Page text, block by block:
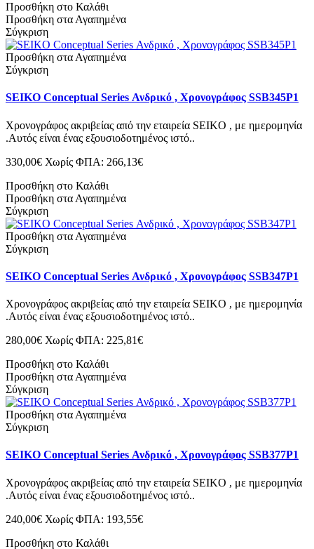
Προσθήκη στο Καλάθι
Προσθήκη στα Αγαπημένα
Σύγκριση
Προσθήκη στα Αγαπημένα
Σύγκριση
SEIKO Conceptual Series Ανδρικό , Χρονογράφος SSB345P1
Χρονογράφος ακριβείας από την εταιρεία SEIKO , με ημερομηνία
.Αυτός είναι ένας εξουσιοδοτημένος ιστό..
330,00€ Χωρίς ΦΠΑ: 266,13€
Προσθήκη στο Καλάθι
Προσθήκη στα Αγαπημένα
Σύγκριση
Προσθήκη στα Αγαπημένα
Σύγκριση
SEIKO Conceptual Series Ανδρικό , Χρονογράφος SSB347P1
Χρονογράφος ακριβείας από την εταιρεία SEIKO , με ημερομηνία
.Αυτός είναι ένας εξουσιοδοτημένος ιστό..
280,00€ Χωρίς ΦΠΑ: 225,81€
Προσθήκη στο Καλάθι
Προσθήκη στα Αγαπημένα
Σύγκριση
Προσθήκη στα Αγαπημένα
Σύγκριση
SEIKO Conceptual Series Ανδρικό , Χρονογράφος SSB377P1
Χρονογράφος ακριβείας από την εταιρεία SEIKO , με ημερομηνία
.Αυτός είναι ένας εξουσιοδοτημένος ιστό..
240,00€ Χωρίς ΦΠΑ: 193,55€
Προσθήκη στο Καλάθι